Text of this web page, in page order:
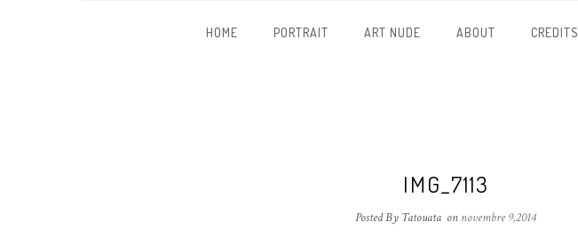
HOME PORTRAIT ART NUDE ABOUT CREDITS
IMG_7113
Posted By Tatouata on novembre 9,2014